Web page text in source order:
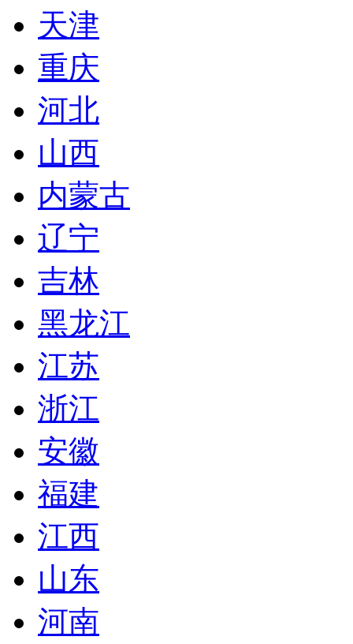
天津
重庆
河北
山西
内蒙古
辽宁
吉林
黑龙江
江苏
浙江
安徽
福建
江西
山东
河南